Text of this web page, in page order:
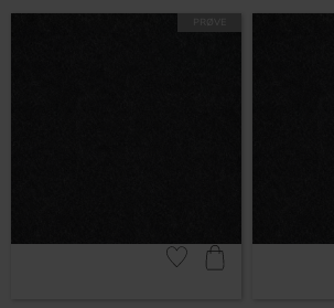
PRØVE
Gem som favorit